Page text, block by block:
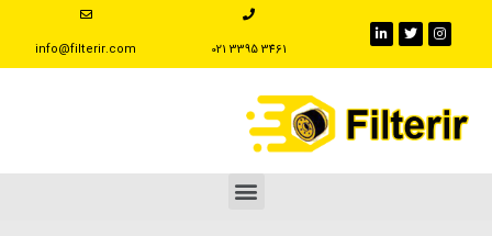
‪021 3395 3461
info@filterir.com